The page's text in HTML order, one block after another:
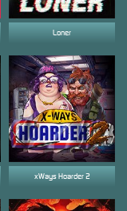
Loner
xWays Hoarder 2